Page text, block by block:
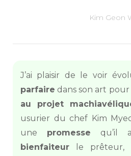
Kim Geon
J’ai plaisir de le voir
parfaire dans son art
au projet
usurier du chef Kim
une promesse qu’il
bienfaiteur le prêteur,